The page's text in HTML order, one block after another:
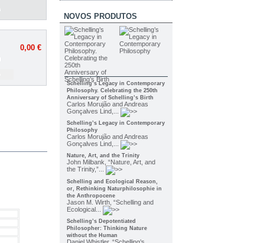
0,00 €
NOVOS PRODUTOS
Schelling’s Legacy in Contemporary
Philosophy. Celebrating the 250th
Anniversary of Schelling’s Birth
Carlos Morujão and Andreas
Gonçalves Lind,...
Schelling’s Legacy in Contemporary
Philosophy
Carlos Morujão and Andreas
Gonçalves Lind,...
Nature, Art, and the Trinity
John Milbank, “Nature, Art, and
the Trinity,”...
Schelling and Ecological Reason,
or, Rethinking Naturphilosophie in
the Anthropocene
Jason M. Wirth, “Schelling and
Ecological...
Schelling’s Depotentiated
Philosopher: Thinking Nature
without the Human